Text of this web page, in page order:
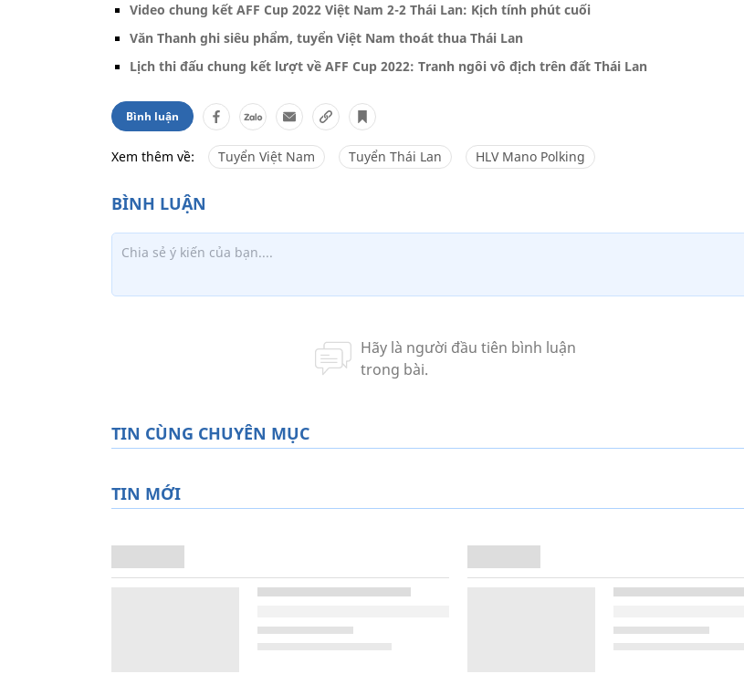
Video chung kết AFF Cup 2022 Việt Nam 2-2 Thái Lan: Kịch tính phút cuối
Văn Thanh ghi siêu phẩm, tuyển Việt Nam thoát thua Thái Lan
Lịch thi đấu chung kết lượt về AFF Cup 2022: Tranh ngôi vô địch trên đất Thái Lan
Bình luận
Xem thêm về: Tuyển Việt Nam Tuyển Thái Lan HLV Mano Polking
TIN CÙNG CHUYÊN MỤC
TIN MỚI